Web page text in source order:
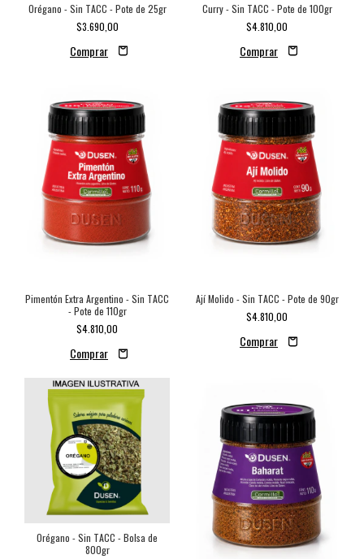
Orégano - Sin TACC - Pote de 25gr
$3.690,00
Curry - Sin TACC - Pote de 100gr
$4.810,00
Pimentón Extra Argentino - Sin TACC
- Pote de 110gr
$4.810,00
Ají Molido - Sin TACC - Pote de 90gr
$4.810,00
Orégano - Sin TACC - Bolsa de
800gr